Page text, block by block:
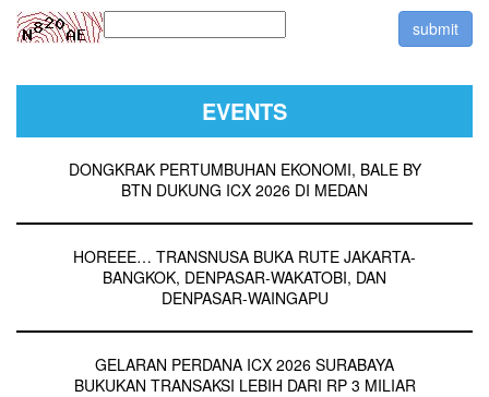
EVENTS
DONGKRAK PERTUMBUHAN EKONOMI, BALE BY
BTN DUKUNG ICX 2026 DI MEDAN
HOREEE… TRANSNUSA BUKA RUTE JAKARTA-
BANGKOK, DENPASAR-WAKATOBI, DAN
DENPASAR-WAINGAPU
GELARAN PERDANA ICX 2026 SURABAYA
BUKUKAN TRANSAKSI LEBIH DARI RP 3 MILIAR